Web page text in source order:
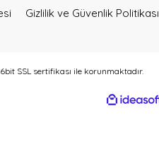
Gizlilik ve Güvenlik Politikası
SSL sertifikası ile korunmaktadır.